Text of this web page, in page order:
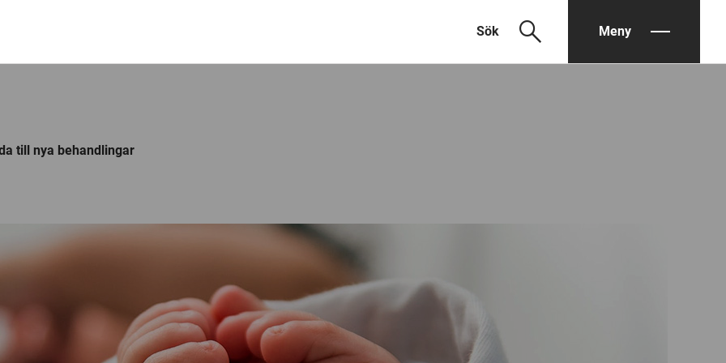
Sök search Meny
till nya behandlingar